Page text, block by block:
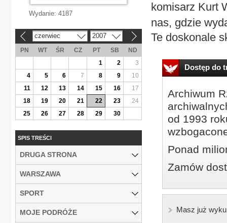
komisarz Kurt
nas, gdzie
Te doskonale
Dostęp do
Archiwum
od 1993
Ponad
Zamów
Masz już
Wydanie: 4187
czerwiec 2007
PN WT ŚR CZ PT SB
ND
1
2
3
4
5 6 7 8 9
10
11
12 13 14 15 16
17
18
19 20 21 22 23
24
25
26 27 28 29 30
SPIS TREŚCI
DRUGA STRONA
WARSZAWA
SPORT
MOJE PODRÓŻE